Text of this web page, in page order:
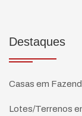
Destaques
Casas em
Lotes/Terrenos